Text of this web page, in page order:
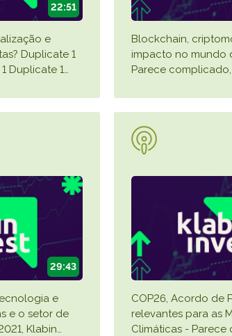
22:51
e
Duplicate 1
Duplicate 1…
Blockchain,
impacto no mundo
Parece
29:43
e
e o setor de
Klabin…
COP26, Acordo de
relevantes para as
Climáticas -